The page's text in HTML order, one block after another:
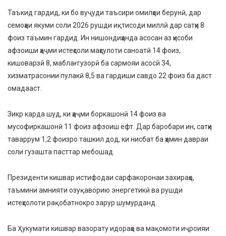
Таъкид гардид, ки бо вуҷуди таъсири омилҳои берунӣ, дар
семоҳаи якуми соли 2026 рушди иқтисоди миллӣ дар сатҳи 8
фоиз таъмин гардид. Ин нишондиҳанда асосан аз ҳисоби
афзоиши ҳаҷми истеҳсоли маҳсулоти саноатӣ 14 фоиз,
кишоварзӣ 8, маблағгузорӣ ба сармояи асосӣ 34,
хизматрасонии пулакӣ 8,5 ва гардиши савдо 22 фоиз ба даст
омадааст.
Зикр карда шуд, ки ҳаҷми боркашонӣ 14 фоиз ва
мусофиркашонӣ 11 фоиз афзоиш ёфт. Дар баробари ин, сатҳи
таваррум 1,2 фоизро ташкил дод, ки нисбат ба ҳамин давраи
соли гузашта пасттар мебошад.
Президенти кишвар истифодаи сарфакоронаи захираҳо,
таъмини амнияти озуқаворию энергетикӣ ва рушди
истеҳсолоти рақобатнокро зарур шумурданд.
Ба Ҳукумати кишвар вазорату идораҳо ва мақомоти иҷроияи